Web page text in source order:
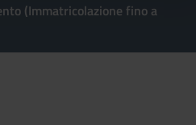
(Immatricolazione fino a